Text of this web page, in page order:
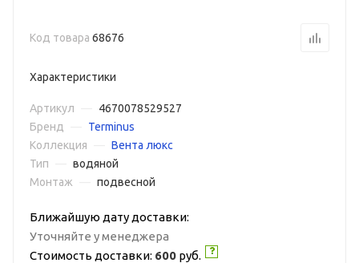
Код товара 68676
Характеристики
Артикул
4670078529527
Бренд
Terminus
Коллекция
Вента люкс
Тип
водяной
Монтаж
подвесной
Ближайшую дату доставки:
Уточняйте у менеджера
Стоимость доставки: 600 руб.